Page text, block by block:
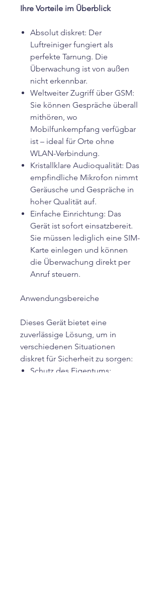
Ihre Vorteile im Überblick
Absolut diskret: Der
Luftreiniger fungiert als
perfekte Tarnung. Die
Überwachung ist von außen
nicht erkennbar.
Weltweiter Zugriff über GSM:
Sie können Gespräche überall
mithören, wo
Mobilfunkempfang verfügbar
ist – ideal für Orte ohne
WLAN-Verbindung.
Kristallklare Audioqualität: Das
empfindliche Mikrofon nimmt
Geräusche und Gespräche in
hoher Qualität auf.
Einfache Einrichtung: Das
Gerät ist sofort einsatzbereit.
Sie müssen lediglich eine SIM-
Karte einlegen und können
die Überwachung direkt per
Anruf steuern.
Anwendungsbereiche
Dieses Gerät bietet eine
zuverlässige Lösung, um in
verschiedenen Situationen
diskret für Sicherheit zu sorgen:
Schutz des Eigentums: